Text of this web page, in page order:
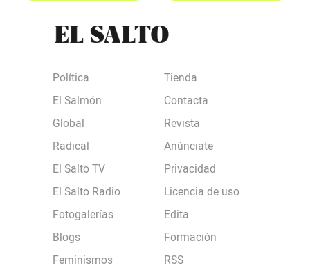
Política
El Salmón
Global
Radical
El Salto TV
El Salto Radio
Fotogalerías
Blogs
Feminismos
Tienda
Contacta
Revista
Anúnciate
Privacidad
Licencia de uso
Edita
Formación
RSS